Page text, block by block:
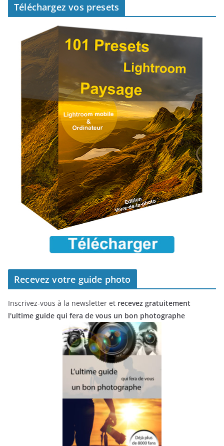
Téléchargez vos presets
Recevez votre guide photo
Inscrivez-vous à la newsletter et recevez gratuitement
l'ultime guide qui fera de vous un bon photographe